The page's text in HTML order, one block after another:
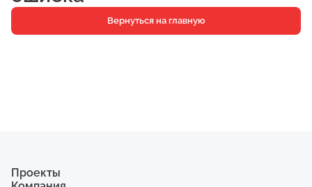
Паркинг
Кладовые
Вернуться на главную
Проекты